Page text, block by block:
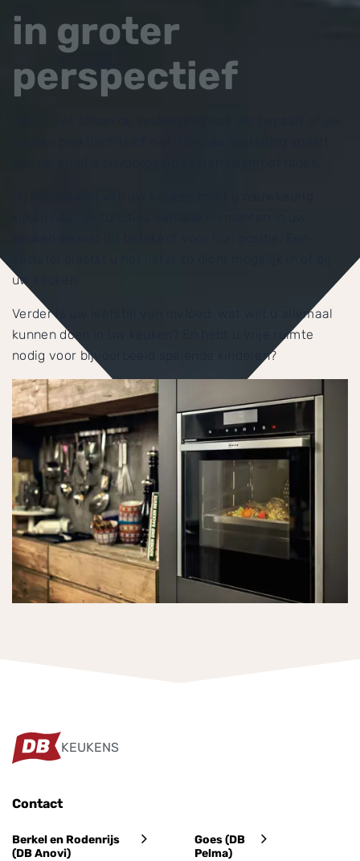
in groter
perspectief
uw keuken.
Verder is uw leefstijl van invloed: wat wilt u allemaal
kunnen doen in uw keuken? En hebt u vrije ruimte
nodig voor bijvoorbeeld spelende kinderen?
KEUKENS
Contact
Berkel en Rodenrijs
(DB Anovi)
Goes (DB
Pelma)